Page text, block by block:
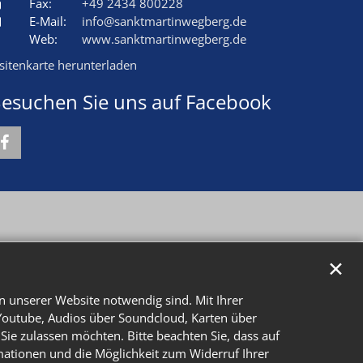
unserer Website notwendig sind. Mit Ihrer
Audios über Soundcloud, Karten über
zulassen möchten. Bitte beachten Sie, dass auf
und die Möglichkeit zum Widerruf Ihrer
✕
E-Mail:
info@sanktmartinwegberg.de
Web:
www.sanktmartinwegberg.de
herunterladen
Sie uns auf Facebook